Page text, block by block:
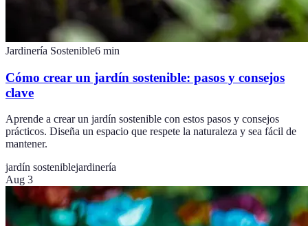
Jardinería Sostenible6 min
Cómo crear un jardín sostenible: pasos y consejos
clave
Aprende a crear un jardín sostenible con estos pasos y consejos
prácticos. Diseña un espacio que respete la naturaleza y sea fácil de
mantener.
jardín sosteniblejardinería
Aug 3